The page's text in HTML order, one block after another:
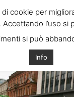
cookie per
l’uso si
si può
Info